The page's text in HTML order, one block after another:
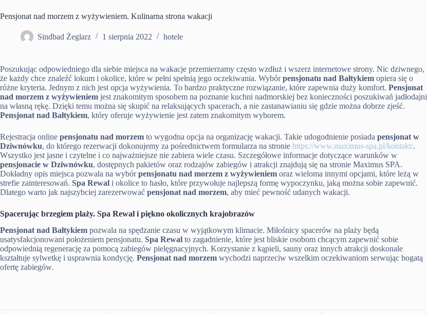
Pensjonat nad morzem z wyżywieniem. Kulinarna strona wakacji
Sindbad Żeglarz 1 sierpnia 2022 hotele
Poszukując odpowiedniego dla siebie miejsca na wakacje przemierzamy często wzdłuż i wszerz internetowe strony. Nic dziwnego,
że każdy chce znaleźć lokum i okolice, które w pełni spełnią jego oczekiwania. Wybórpensjonatu nad Bałtykiem opiera się o
różne kryteria. Jednym z nich jest opcja wyżywienia. To bardzo praktyczne rozwiązanie, które zapewnia duży komfort. Pensjonat
nad morzem z wyżywieniem jest znakomitym sposobem na poznanie kuchni nadmorskiej bez konieczności poszukiwań jadłodajni
na własną rękę. Dzięki temu można się skupić na relaksujących spacerach, a nie zastanawianiu się gdzie można dobrze zjeść.
Pensjonat nad Bałtykiem, który oferuje wyżywienie jest zatem znakomitym wyborem.
Rejestracja online pensjonatu nad morzem to wygodna opcja na organizację wakacji. Takie udogodnienie posiada pensjonat w
Dziwnówku, do którego rezerwacji dokonujemy za pośrednictwem formularza na stronie https://www.maximus-spa.pl/kontakt/.
Wszystko jest jasne i czytelne i co najważniejsze nie zabiera wiele czasu. Szczegółowe informacje dotyczące warunków w
pensjonacie w Dziwnówku, dostępnych pakietów oraz rodzajów zabiegów i atrakcji znajdują się na stronie Maximus SPA.
Dokładny opis miejsca pozwala na wybórpensjonatu nad morzem z wyżywieniem oraz wieloma innymi opcjami, które leżą w
strefie zainteresowań. Spa Rewal i okolice to hasło, które przywołuje najlepszą formę wypoczynku, jaką można sobie zapewnić.
Dlatego warto jak najszybciej zarezerwować pensjonat nad morzem, aby mieć pewność udanych wakacji.
Spacerując brzegiem plaży. Spa Rewal i piękno okolicznych krajobrazów
Pensjonat nad Bałtykiem pozwala na spędzanie czasu w wyjątkowym klimacie. Miłośnicy spacerów na plaży będą
usatysfakcjonowani położeniem pensjonatu. Spa Rewal to zagadnienie, które jest bliskie osobom chcącym zapewnić sobie
odpowiednią regenerację za pomocą zabiegów pielęgnacyjnych. Korzystanie z kąpieli, sauny oraz innych atrakcji doskonale
kształtuje sylwetkę i usprawnia kondycję. Pensjonat nad morzem wychodzi naprzeciw wszelkim oczekiwaniom serwując bogatą
ofertę zabiegów.